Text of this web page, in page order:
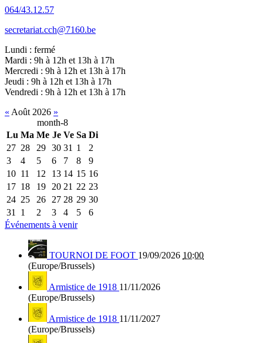
064/43.12.57
secretariat.cch@7160.be
Lundi : fermé
Mardi : 9h à 12h et 13h à 17h
Mercredi : 9h à 12h et 13h à 17h
Jeudi : 9h à 12h et 13h à 17h
Vendredi : 9h à 12h et 13h à 17h
« Août 2026 »
month-8
Lu Ma Me Je Ve Sa Di
27 28 29 30 31 1
2
3
4 5 6 7 8
9
10 11 12 13 14 15 16
17 18 19 20 21 22 23
24 25 26 27 28 29 30
31 1 2 3 4 5
6
Événements à venir
TOURNOI DE FOOT 19/09/2026 10:00
(Europe/Brussels)
Armistice de 1918 11/11/2026
(Europe/Brussels)
Armistice de 1918 11/11/2027
(Europe/Brussels)